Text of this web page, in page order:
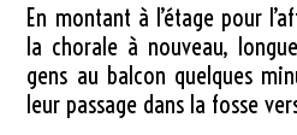
En montant à l’étage pour
la chorale à nouveau,
gens au balcon quelques
leur passage dans la fosse